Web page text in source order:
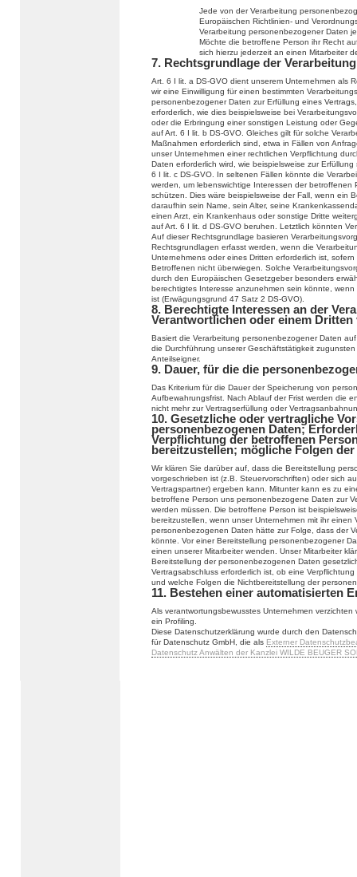
Jede von der Verarbeitung
Europäischen Richtlinien- und
Verarbeitung personenbezogener Daten
Möchte die betroffene Person ihr Recht
sich hierzu jederzeit an einen Mitarbeiter
7. Rechtsgrundlage der Verarbeitung
Art. 6 I lit. a DS-GVO dient unserem Unternehmen als
wir eine Einwilligung für einen bestimmten
personenbezogener Daten zur Erfüllung eines
erforderlich, wie dies beispielsweise bei
oder die Erbringung einer sonstigen Leistung oder
auf Art. 6 I lit. b DS-GVO. Gleiches gilt für solche
Maßnahmen erforderlich sind, etwa in Fällen von
unser Unternehmen einer rechtlichen Verpflichtung
Daten erforderlich wird, wie beispielsweise zur
6 I lit. c DS-GVO. In seltenen Fällen könnte die
werden, um lebenswichtige Interessen der
schützen. Dies wäre beispielsweise der Fall, wenn ein
daraufhin sein Name, sein Alter, seine
einen Arzt, ein Krankenhaus oder sonstige Dritte
auf Art. 6 I lit. d DS-GVO beruhen. Letztlich könnten
Auf dieser Rechtsgrundlage basieren
Rechtsgrundlagen erfasst werden, wenn die
Unternehmens oder eines Dritten erforderlich ist,
Betroffenen nicht überwiegen. Solche
durch den Europäischen Gesetzgeber besonders
berechtigtes Interesse anzunehmen sein könnte,
ist (Erwägungsgrund 47 Satz 2 DS-GVO).
8. Berechtigte Interessen an der
Verantwortlichen oder einem
Basiert die Verarbeitung personenbezogener Daten
die Durchführung unserer Geschäftstätigkeit
Anteilseigner.
9. Dauer, für die die
Das Kriterium für die Dauer der Speicherung von
Aufbewahrungsfrist. Nach Ablauf der Frist werden die
nicht mehr zur Vertragserfüllung oder
10. Gesetzliche oder vertragliche
personenbezogenen Daten;
Verpflichtung der betroffenen
bereitzustellen; mögliche Folgen
Wir klären Sie darüber auf, dass die Bereitstellung
vorgeschrieben ist (z.B. Steuervorschriften) oder sich
Vertragspartner) ergeben kann. Mitunter kann es zu
betroffene Person uns personenbezogene Daten zur
werden müssen. Die betroffene Person ist
bereitzustellen, wenn unser Unternehmen mit ihr
personenbezogenen Daten hätte zur Folge, dass der
könnte. Vor einer Bereitstellung personenbezogener
einen unserer Mitarbeiter wenden. Unser Mitarbeiter
Bereitstellung der personenbezogenen Daten
Vertragsabschluss erforderlich ist, ob eine
und welche Folgen die Nichtbereitstellung der
11. Bestehen einer automatisierten
Als verantwortungsbewusstes Unternehmen
ein Profiling.
Diese Datenschutzerklärung wurde durch den
für Datenschutz GmbH, die als Externer
Datenschutz Anwälten der Kanzlei WILDE BEUGER